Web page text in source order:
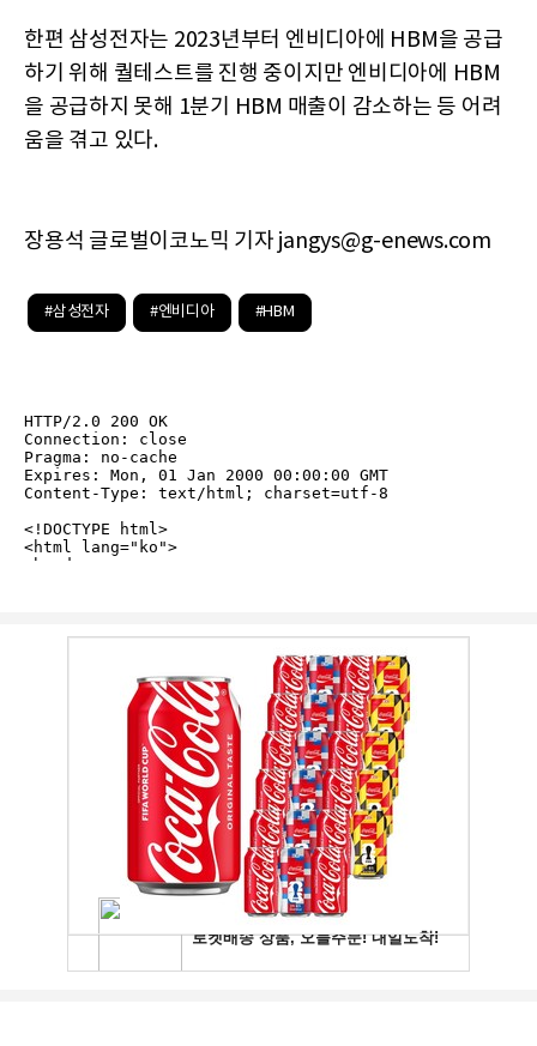
한편 삼성전자는 2023년부터 엔비디아에 HBM을 공급
하기 위해 퀄테스트를 진행 중이지만 엔비디아에 HBM
을 공급하지 못해 1분기 HBM 매출이 감소하는 등 어려
움을 겪고 있다.
장용석 글로벌이코노믹 기자 jangys@g-enews.com
#삼성전자 #엔비디아 #HBM